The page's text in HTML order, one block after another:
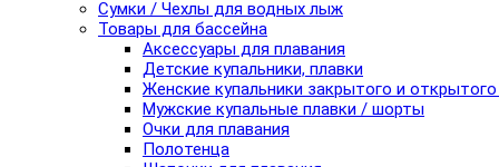
Сумки / Чехлы для водных лыж
Товары для бассейна
Аксессуары для плавания
Детские купальники, плавки
Женские купальники закрытого и
Мужские купальные плавки / шорты
Очки для плавания
Полотенца